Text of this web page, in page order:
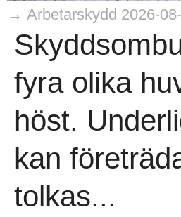
→ Arbetarskydd 2026-
fyra olika
höst.
kan
tolkas...